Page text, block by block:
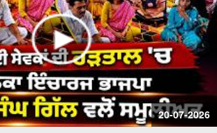
20-07-2026